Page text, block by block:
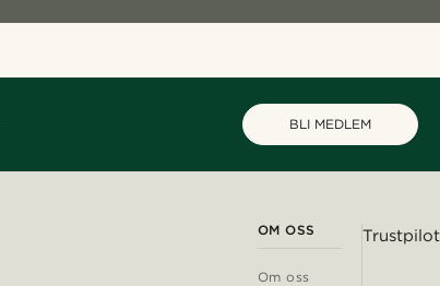
BLI MEDLEM
OM OSS
Om oss
Trustpilot